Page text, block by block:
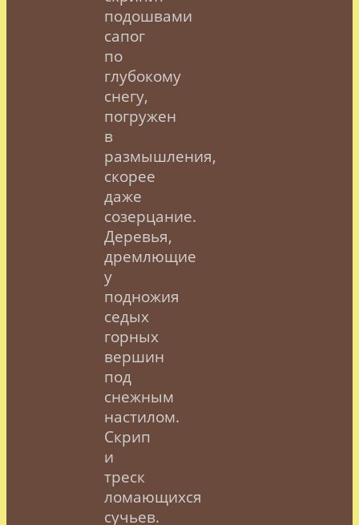
подошвами
сапог
по
глубокому
снегу,
погружен
в
размышления,
скорее
даже
созерцание.
Деревья,
дремлющие
у
подножия
седых
горных
вершин
под
снежным
настилом.
Скрип
и
треск
ломающихся
сучьев.